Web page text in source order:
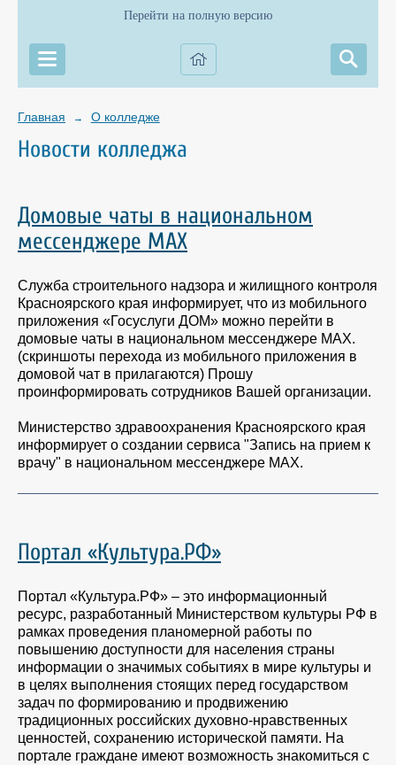
Перейти на полную версию
Главная → О колледже
Новости колледжа
Домовые чаты в национальном
мессенджере МАХ
Служба строительного надзора и жилищного контроля
Красноярского края информирует, что из мобильного
приложения «Госуслуги ДОМ» можно перейти в
домовые чаты в национальном мессенджере МАХ.
(скриншоты перехода из мобильного приложения в
домовой чат в прилагаются) Прошу
проинформировать сотрудников Вашей организации.
Министерство здравоохранения Красноярского края
информирует о создании сервиса "Запись на прием к
врачу" в национальном мессенджере МАХ.
Портал «Культура.РФ»
Портал «Культура.РФ» – это информационный
ресурс, разработанный Министерством культуры РФ в
рамках проведения планомерной работы по
повышению доступности для населения страны
информации о значимых событиях в мире культуры и
в целях выполнения стоящих перед государством
задач по формированию и продвижению
традиционных российских духовно-нравственных
ценностей, сохранению исторической памяти. На
портале граждане имеют возможность знакомиться с